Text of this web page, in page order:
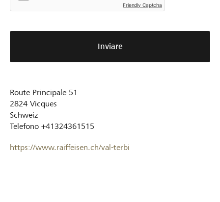
Friendly Captcha
Inviare
Route Principale 51
2824 Vicques
Schweiz
Telefono +41324361515
https://www.raiffeisen.ch/val-terbi